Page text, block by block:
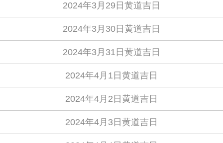
2024年3月29日黄道吉日
2024年3月30日黄道吉日
2024年3月31日黄道吉日
2024年4月1日黄道吉日
2024年4月2日黄道吉日
2024年4月3日黄道吉日